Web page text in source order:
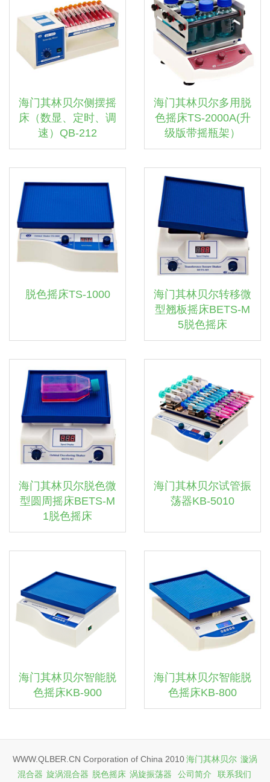
海门其林贝尔侧摆摇
床（数显、定时、调
速）QB-212
海门其林贝尔多用脱
色摇床TS-2000A(升
级版带摇瓶架）
脱色摇床TS-1000
海门其林贝尔转移微
型翘板摇床BETS-M
5脱色摇床
海门其林贝尔脱色微
型圆周摇床BETS-M
1脱色摇床
海门其林贝尔试管振
荡器KB-5010
海门其林贝尔智能脱
色摇床KB-900
海门其林贝尔智能脱
色摇床KB-800
WWW.QLBER.CN Corporation of China 2010海门其林贝尔 漩涡
混合器 旋涡混合器 脱色摇床 涡旋振荡器 公司简介 联系我们